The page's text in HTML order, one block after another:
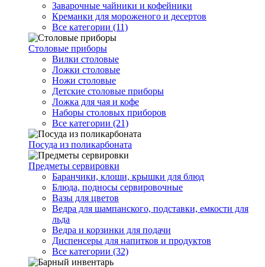
Заварочные чайники и кофейники
Креманки для мороженого и десертов
Все категории (11)
Столовые приборы
Вилки столовые
Ложки столовые
Ножи столовые
Детские столовые приборы
Ложка для чая и кофе
Наборы столовых приборов
Все категории (21)
Посуда из поликарбоната
Предметы сервировки
Баранчики, клоши, крышки для блюд
Блюда, подносы сервировочные
Вазы для цветов
Ведра для шампанского, подставки, емкости для
льда
Ведра и корзинки для подачи
Диспенсеры для напитков и продуктов
Все категории (32)